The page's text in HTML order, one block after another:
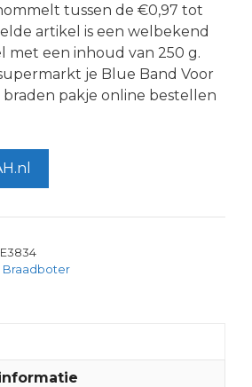
tussen de €0,97 tot
artikel is een welbekend
met een inhoud van 250 g.
je Blue Band Voor
braden pakje online bestellen
Braadboter